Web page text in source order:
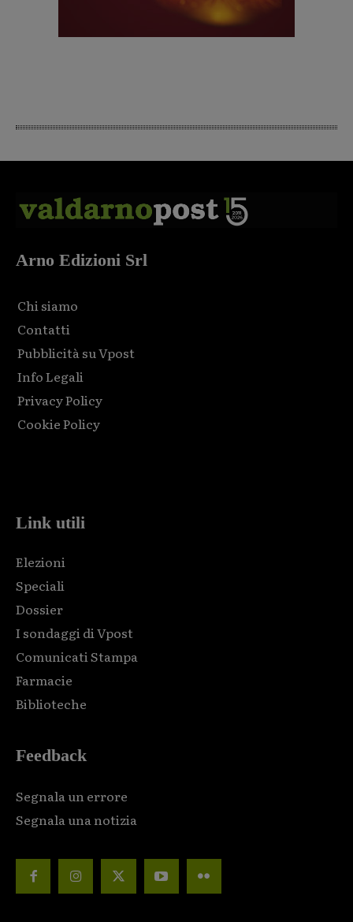
Arno Edizioni Srl
Chi siamo
Contatti
Pubblicità su Vpost
Info Legali
Privacy Policy
Cookie Policy
Link utili
Elezioni
Speciali
Dossier
I sondaggi di Vpost
Comunicati Stampa
Farmacie
Biblioteche
Feedback
Segnala un errore
Segnala una notizia